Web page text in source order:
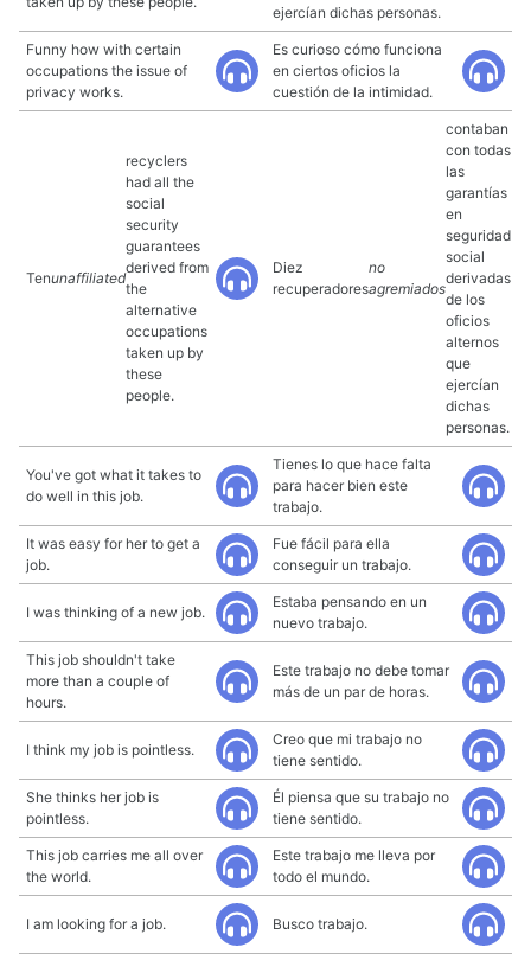
ejercían dichas personas.
Funny how with certain
occupations the issue of
privacy works.
Es curioso cómo funciona
en ciertos oficios la
cuestión de la intimidad.
Tenunaffiliated
recyclers
had all the
social
security
guarantees
derived from
the
alternative
occupations
taken up by
these
people.
Diez
recuperadores
no
agremiados
contaban
con todas
las
garantías
en
seguridad
social
derivadas
de los
oficios
alternos
que
ejercían
dichas
personas.
You've got what it takes to
do well in this job.
Tienes lo que hace falta
para hacer bien este
trabajo.
It was easy for her to get a
job.
Fue fácil para ella
conseguir un trabajo.
I was thinking of a new job.
Estaba pensando en un
nuevo trabajo.
This job shouldn't take
more than a couple of
hours.
Este trabajo no debe tomar
más de un par de horas.
I think my job is pointless.
Creo que mi trabajo no
tiene sentido.
She thinks her job is
pointless.
Él piensa que su trabajo no
tiene sentido.
This job carries me all over
the world.
Este trabajo me lleva por
todo el mundo.
I am looking for a job. Busco trabajo.